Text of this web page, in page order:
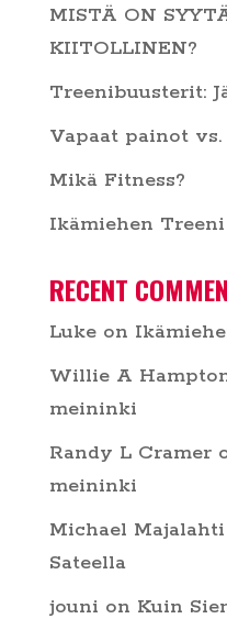
MISTÄ ON
KIITOLLINEN?
Treenibuusterit:
Vapaat painot
Mikä Fitness?
Ikämiehen Treeni
RECENT
Lukeon
Willie A
meininki
Randy L Cramer
meininki
Michael Majalahti
Sateella
jouni on Kuin